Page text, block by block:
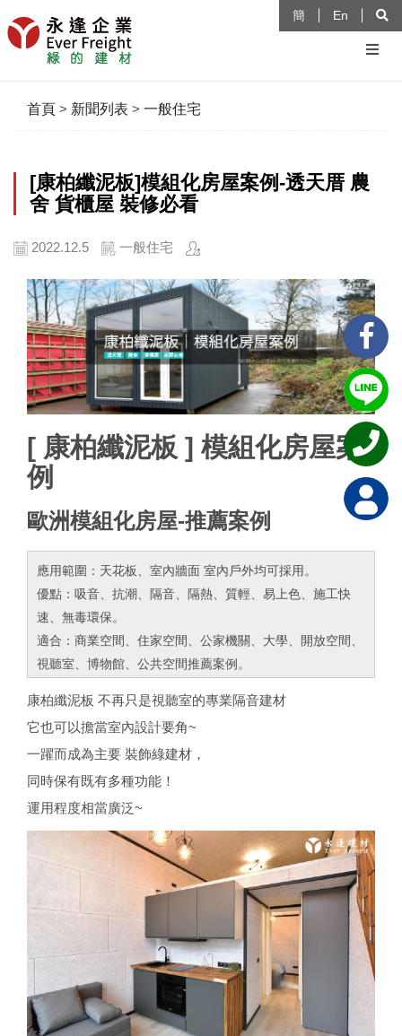
簡 En
首頁 > 新聞列表 > 一般住宅
[康柏纖泥板]模組化房屋案例-透天厝 農
舍 貨櫃屋 裝修必看
2022.12.5 一般住宅
[ 康柏纖泥板 ] 模組化房屋案
例
歐洲模組化房屋-推薦案例
應用範圍：天花板、室內牆面 室內戶外均可採用。
優點：吸音、抗潮、隔音、隔熱、質輕、易上色、施工快
速、無毒環保。
適合：商業空間、住家空間、公家機關、大學、開放空間、
視聽室、博物館、公共空間推薦案例。
康柏纖泥板 不再只是視聽室的專業隔音建材
它也可以擔當室內設計要角~
一躍而成為主要 裝飾綠建材，
同時保有既有多種功能！
運用程度相當廣泛~